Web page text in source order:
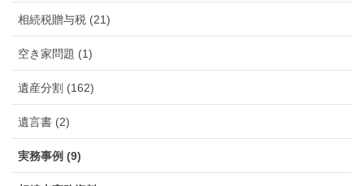
相続税贈与税 (21)
空き家問題 (1)
遺産分割 (162)
遺言書 (2)
実務事例 (9)